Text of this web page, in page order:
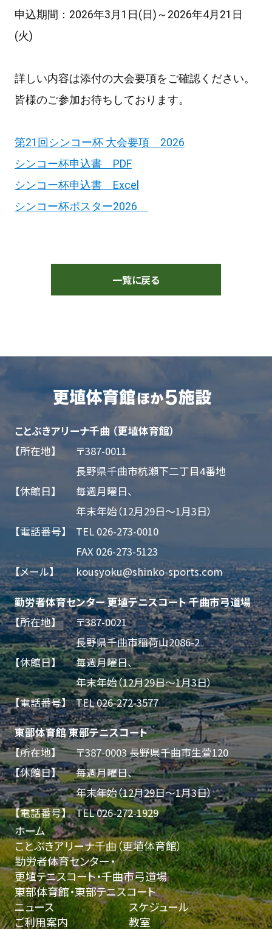
申込期間：2026年3月1日(日)～2026年4月21日
(火)
詳しい内容は添付の大会要項をご確認ください。
皆様のご参加お待ちしております。
第21回シンコー杯 大会要項2026
シンコー杯申込書 PDF
シンコー杯申込書 Excel
シンコー杯ポスター2026
一覧に戻る
ことぶきアリーナ千曲 （更埴体育館）
【所在地】
〒387-0011
長野県千曲市杭瀬下二丁目4番地
【休館日】
毎週月曜日、
年末年始（12月29日～1月3日）
【電話番号】
TEL 026-273-0010
FAX 026-273-5123
【メール】
kousyoku@shinko-sports.com
勤労者体育センター 更埴テニスコート 千曲市弓道場
【所在地】
〒387-0021
長野県千曲市稲荷山2086-2
【休館日】
毎週月曜日、
年末年始（12月29日～1月3日）
【電話番号】
TEL026-272-3577
東部体育館 東部テニスコート
【所在地】
〒387-0003 長野県千曲市生萱120
【休館日】
毎週月曜日、
年末年始（12月29日～1月3日）
【電話番号】
TEL026-272-1929
ホーム
ことぶきアリーナ千曲（更埴体育館）
勤労者体育センター・
更埴テニスコート・千曲市弓道場
東部体育館・東部テニスコート
ニュース
スケジュール
ご利用案内
教室